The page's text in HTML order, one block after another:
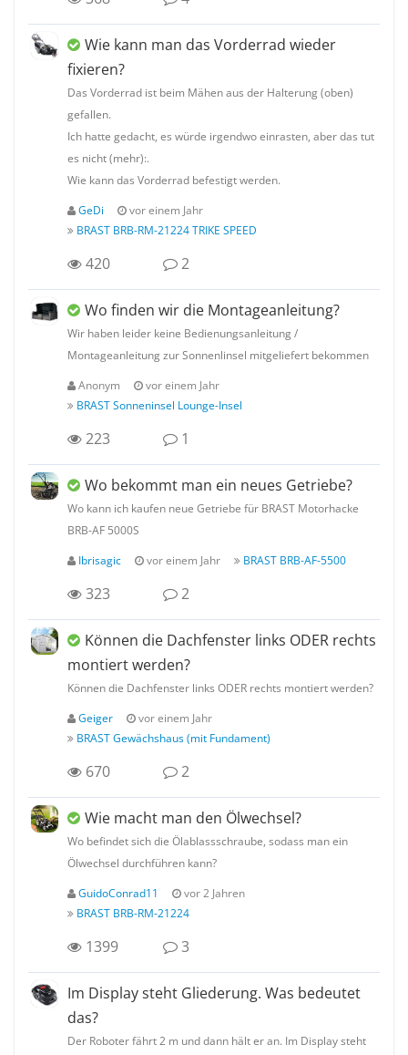
Wie kann man das Vorderrad wieder
fixieren?
Das Vorderrad ist beim Mähen aus der Halterung (oben)
gefallen.
Ich hatte gedacht, es würde irgendwo einrasten, aber das tut
es nicht (mehr):.
Wie kann das Vorderrad befestigt werden.
GeDi
vor einem Jahr
BRAST BRB-RM-21224 TRIKE SPEED
420 2
Wo finden wir die Montageanleitung?
Wir haben leider keine Bedienungsanleitung /
Montageanleitung zur Sonnenlinsel mitgeliefert bekommen
Anonym
vor einem Jahr
BRAST Sonneninsel Lounge-Insel
223 1
Wo bekommt man ein neues Getriebe?
Wo kann ich kaufen neue Getriebe für BRAST Motorhacke
BRB-AF 5000S
Ibrisagic vor einem Jahr BRAST BRB-AF-5500
323 2
Können die Dachfenster links ODER rechts
montiert werden?
Können die Dachfenster links ODER rechts montiert werden?
Geiger
vor einem Jahr
BRAST Gewächshaus (mit Fundament)
670 2
Wie macht man den Ölwechsel?
Wo befindet sich die Ölablassschraube, sodass man ein
Ölwechsel durchführen kann?
GuidoConrad11
vor 2 Jahren
BRAST BRB-RM-21224
1399 3
Im Display steht Gliederung. Was bedeutet
das?
Der Roboter fährt 2 m und dann hält er an. Im Display steht